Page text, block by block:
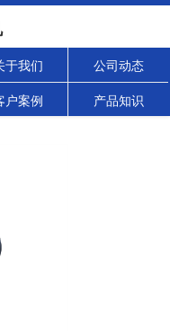
于我们 公司动态
户案例 产品知识